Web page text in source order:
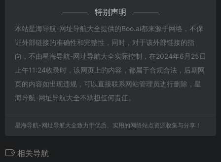
特别声明
本站星海导航-网址导航大全提供的Boo.ai都来源于网络，不保
证外部链接的准确性和完整性，同时，对于该外部链接的指
向，不由星海导航-网址导航大全实际控制，在2024年6月25日
上午11:24收录时，该网页上的内容，都属于合规合法，后期网
页的内容如出现违规，可以直接联系网站管理员进行删除，星
海导航-网址导航大全不承担任何责任。
星海导航-网址导航大全致力于优质、实用的网络站点资源收集与分享！
相关导航